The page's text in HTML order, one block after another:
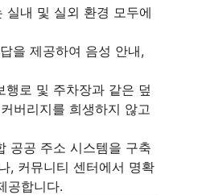
내 및 실외 환경 모두에
을 제공하여 음성 안내,
로 및 주차장과 같은 덮
버리지를 희생하지 않고
공공 주소 시스템을 구축
, 커뮤니티 센터에서 명확
공합니다.